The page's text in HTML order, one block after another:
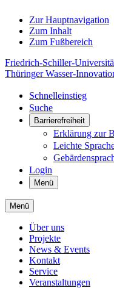
Zur Hauptnavigation
Zum Inhalt
Zum Fußbereich
Friedrich-Schiller-
Thüringer Wasser-
Schnelleinstieg
Suche
Barrierefreiheit
Erklärung zur
Leichte
Login
Menü
Menü
Über uns
Projekte
News & Events
Kontakt
Service
Veranstaltungen